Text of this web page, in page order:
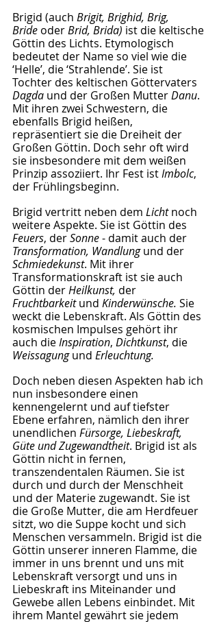
Brigid (auch Brigit, Brighid, Brig,
Bride oder Brid, Brida) ist die keltische
Göttin des Lichts. Etymologisch
bedeutet der Name so viel wie die
‘Helle’, die ‘Strahlende’. Sie ist
Tochter des keltischen Göttervaters
Dagda und der Großen Mutter Danu.
Mit ihren zwei Schwestern, die
ebenfalls Brigid heißen,
repräsentiert sie die Dreiheit der
Großen Göttin. Doch sehr oft wird
sie insbesondere mit dem weißen
Prinzip assoziiert. Ihr Fest ist Imbolc,
der Frühlingsbeginn.
Brigid vertritt neben dem Licht noch
weitere Aspekte. Sie ist Göttin des
Feuers, der Sonne - damit auch der
Transformation, Wandlung und der
Schmiedekunst. Mit ihrer
Transformationskraft ist sie auch
Göttin der Heilkunst, der
Fruchtbarkeit und Kinderwünsche. Sie
weckt die Lebenskraft. Als Göttin des
kosmischen Impulses gehört ihr
auch die Inspiration, Dichtkunst, die
Weissagung und Erleuchtung.
Doch neben diesen Aspekten hab ich
nun insbesondere einen
kennengelernt und auf tiefster
Ebene erfahren, nämlich den ihrer
unendlichen Fürsorge, Liebeskraft,
Güte und Zugewandtheit. Brigid ist als
Göttin nicht in fernen,
transzendentalen Räumen. Sie ist
durch und durch der Menschheit
und der Materie zugewandt. Sie ist
die Große Mutter, die am Herdfeuer
sitzt, wo die Suppe kocht und sich
Menschen versammeln. Brigid ist die
Göttin unserer inneren Flamme, die
immer in uns brennt und uns mit
Lebenskraft versorgt und uns in
Liebeskraft ins Miteinander und
Gewebe allen Lebens einbindet. Mit
ihrem Mantel gewährt sie jedem